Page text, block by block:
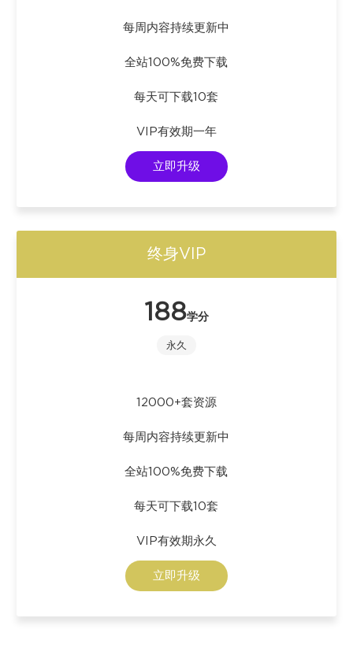
每周内容持续更新中
全站100%免费下载
每天可下载10套
VIP有效期一年
立即升级
终身VIP
188学分
永久
12000+套资源
每周内容持续更新中
全站100%免费下载
每天可下载10套
VIP有效期永久
立即升级